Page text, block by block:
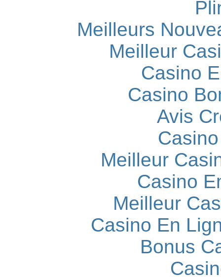
Meilleurs
Meilleur
Casino
Casino
Avis
Meilleur
Casino
Meilleur
Casino En
Bonus